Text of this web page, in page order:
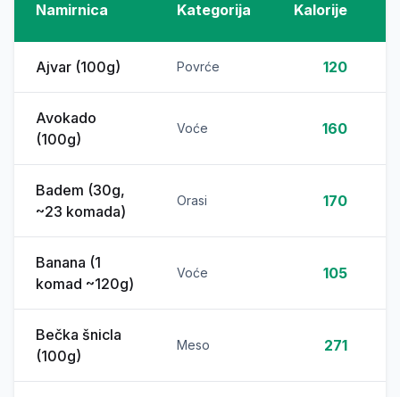
Namirnica Kategorija Kalorije
Ajvar (100g) Povrće 120
Avokado
(100g)
Voće 160
Badem (30g,
~23 komada)
Orasi 170
Banana (1
komad ~120g)
Voće 105
Bečka šnicla
(100g)
Meso 271